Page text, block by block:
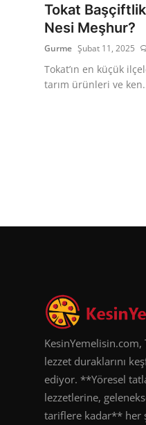
Tokat
Nesi Meşhur?
Gurme Şubat 11, 2025
Tokat’ın en küçük
tarım ürünleri ve
lezzet duraklarını
ediyor. **Yöresel
lezzetlerine,
tariflere kadar** her